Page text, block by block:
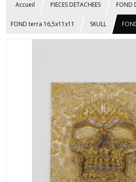
Accueil PIECES DETACHEES FOND
FOND terra 16,5x11x11 SKULL